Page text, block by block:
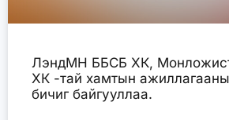
ЛэндМН ББСБ ХК,
ХК -тай хамтын
бичиг байгууллаа.